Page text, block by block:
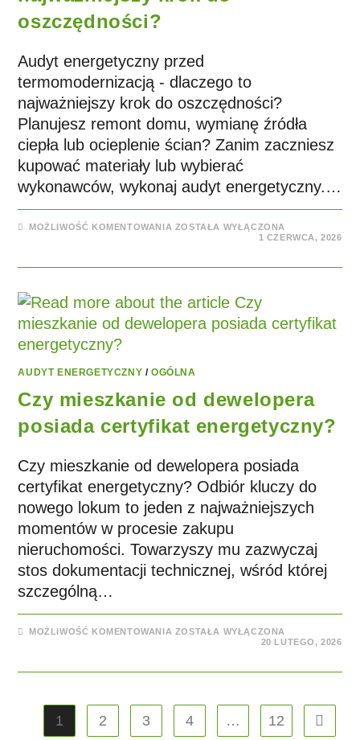
oszczędności?
Audyt energetyczny przed
termomodernizacją - dlaczego to
najważniejszy krok do oszczędności?
Planujesz remont domu, wymianę źródła
ciepła lub ocieplenie ścian? Zanim zaczniesz
kupować materiały lub wybierać
wykonawców, wykonaj audyt energetyczny.…
MOŻLIWOŚĆ KOMENTOWANIA ZOSTAŁA WYŁĄCZONA
1 CZERWCA, 2026
AUDYT ENERGETYCZNY /OGÓLNA
Czy mieszkanie od dewelopera
posiada certyfikat energetyczny?
Czy mieszkanie od dewelopera posiada
certyfikat energetyczny? Odbiór kluczy do
nowego lokum to jeden z najważniejszych
momentów w procesie zakupu
nieruchomości. Towarzyszy mu zazwyczaj
stos dokumentacji technicznej, wśród której
szczególną…
MOŻLIWOŚĆ KOMENTOWANIA ZOSTAŁA WYŁĄCZONA
20 LUTEGO, 2026
1 2 3 4 … 12